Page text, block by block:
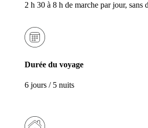
2 h 30 à 8 h de marche par jour, sans
Durée du voyage
6 jours / 5 nuits